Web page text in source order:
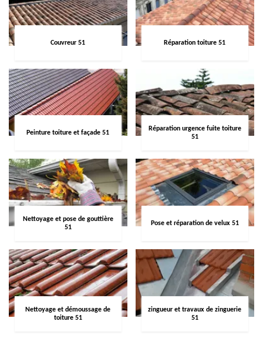
Couvreur 51 Réparation toiture 51
Peinture toiture et façade 51
Réparation urgence fuite toiture
51
Nettoyage et pose de gouttière
51
Pose et réparation de velux 51
Nettoyage et démoussage de
toiture 51
zingueur et travaux de zinguerie
51